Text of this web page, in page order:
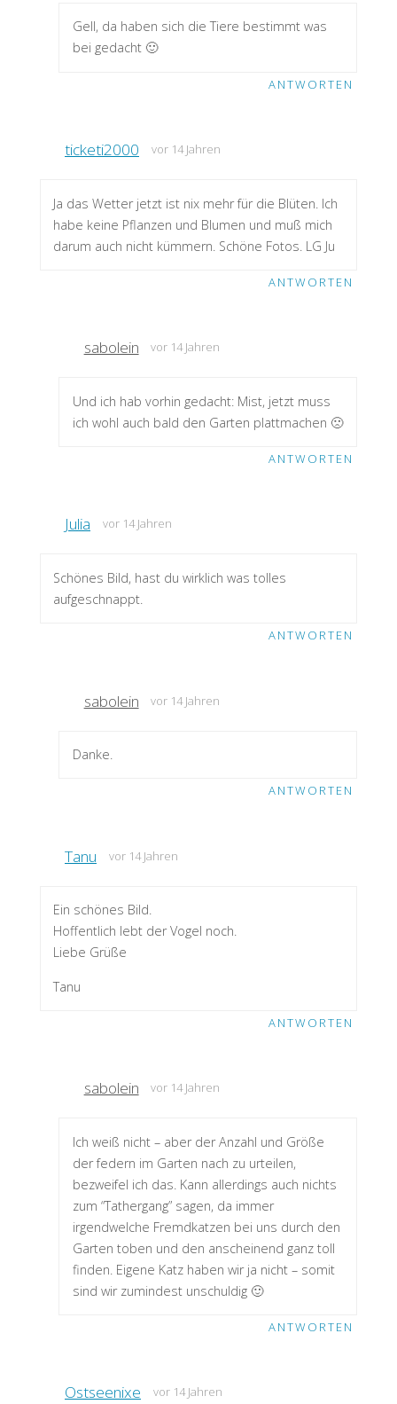
Gell, da haben sich die Tiere bestimmt was
bei gedacht 🙂
ANTWORTEN
ticketi2000 vor 14 Jahren
Ja das Wetter jetzt ist nix mehr für die Blüten. Ich
habe keine Pflanzen und Blumen und muß mich
darum auch nicht kümmern. Schöne Fotos. LG Ju
ANTWORTEN
sabolein vor 14 Jahren
Und ich hab vorhin gedacht: Mist, jetzt muss
ich wohl auch bald den Garten plattmachen 🙁
ANTWORTEN
Julia vor 14 Jahren
Schönes Bild, hast du wirklich was tolles
aufgeschnappt.
ANTWORTEN
sabolein vor 14 Jahren
Danke.
ANTWORTEN
Tanu vor 14 Jahren
Ein schönes Bild.
Hoffentlich lebt der Vogel noch.
Liebe Grüße
Tanu
ANTWORTEN
sabolein vor 14 Jahren
Ich weiß nicht – aber der Anzahl und Größe
der federn im Garten nach zu urteilen,
bezweifel ich das. Kann allerdings auch nichts
zum “Tathergang” sagen, da immer
irgendwelche Fremdkatzen bei uns durch den
Garten toben und den anscheinend ganz toll
finden. Eigene Katz haben wir ja nicht – somit
sind wir zumindest unschuldig 🙂
ANTWORTEN
Ostseenixe vor 14 Jahren